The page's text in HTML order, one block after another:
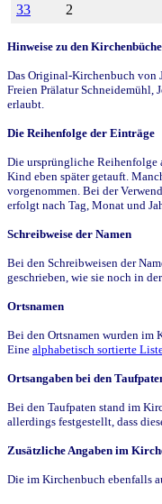
33
2
Hinweise zu den
Das Original-Kirchenbuch von
Freien Prälatur Schneidemühl,
erlaubt.
Die Reihenfolge der Einträge
Die ursprüngliche Reihenfolge
Kind eben später getauft.
vorgenommen. Bei der
erfolgt nach Tag, Monat und
Schreibweise der Namen
Bei den Schreibweisen der
geschrieben, wie sie noch in
Ortsnamen
Bei den Ortsnamen wurden im
Eine alphabetisch sortierte
Ortsangaben bei den
Bei den Taufpaten stand im
allerdings festgestellt, dass
Zusätzliche Angaben im
Die im Kirchenbuch ebenfalls